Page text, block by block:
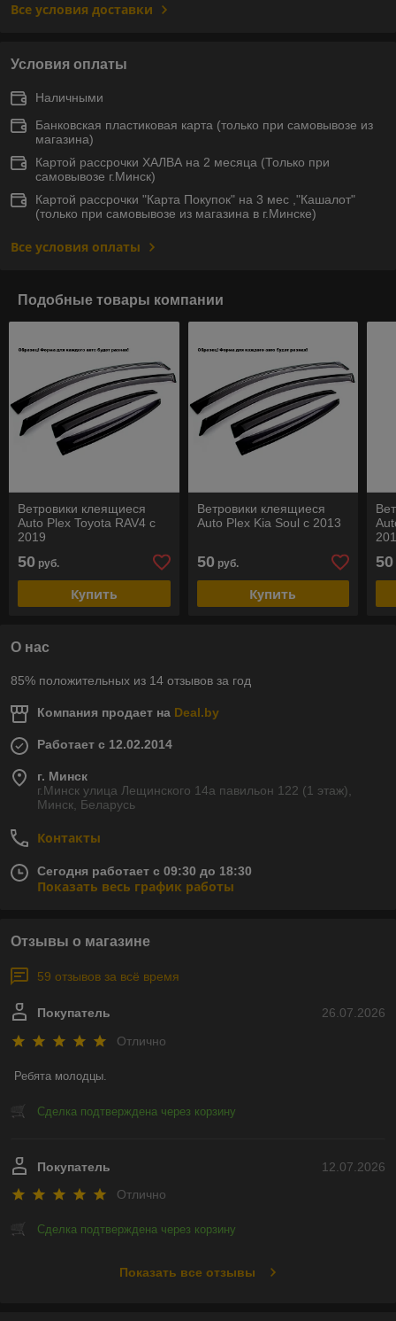
Все условия доставки
Условия оплаты
Наличными
Банковская пластиковая карта (только при самовывозе из
магазина)
Картой рассрочки ХАЛВА на 2 месяца (Только при
самовывозе г.Минск)
Картой рассрочки "Карта Покупок" на 3 мес ,"Кашалот"
(только при самовывозе из магазина в г.Минске)
Все условия оплаты
Подобные товары компании
Ветровики клеящиеся
Auto Plex Toyota RAV4 с
2019
50 руб.
Купить
Ветровики клеящиеся
Auto Plex Kia Soul с 2013
50 руб.
Купить
50
О нас
85% положительных из 14 отзывов за год
Компания продает на Deal.by
Работает с 12.02.2014
г. Минск
г.Минск улица Лещинского 14а павильон 122 (1 этаж),
Минск, Беларусь
Контакты
Сегодня работает с 09:30 до 18:30
Показать весь график работы
Отзывы о магазине
59 отзывов за всё время
26.07.2026
Покупатель
Отлично
Ребята молодцы.
Сделка подтверждена через корзину
12.07.2026
Покупатель
Отлично
Сделка подтверждена через корзину
Показать все отзывы